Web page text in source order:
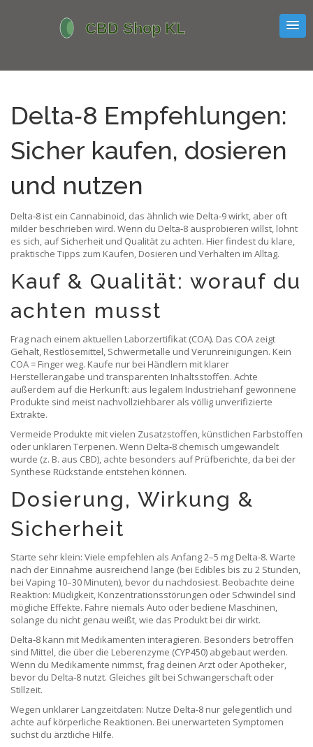
Delta‑8 Empfehlungen:
Sicher kaufen, dosieren
und nutzen
Delta‑8 ist ein Cannabinoid, das ähnlich wie Delta‑9 wirkt, aber oft
milder beschrieben wird. Wenn du Delta‑8 ausprobieren willst, lohnt
es sich, auf Sicherheit und Qualität zu achten. Hier findest du klare,
praktische Tipps zum Kaufen, Dosieren und Verhalten im Alltag.
Kauf & Qualität: worauf du
achten musst
Frag nach einem aktuellen Laborzertifikat (COA). Das COA zeigt
Gehalt, Restlösemittel, Schwermetalle und Verunreinigungen. Kein
COA = Finger weg. Kaufe nur bei Händlern mit klarer
Herstellerangabe und transparenten Inhaltsstoffen. Achte
außerdem auf die Herkunft: aus legalem Industriehanf gewonnene
Produkte sind meist nachvollziehbarer als völlig unverifizierte
Extrakte.
Vermeide Produkte mit vielen Zusatzstoffen, künstlichen Farbstoffen
oder unklaren Terpenen. Wenn Delta‑8 chemisch umgewandelt
wurde (z. B. aus CBD), achte besonders auf Prüfberichte, da bei der
Synthese Rückstände entstehen können.
Dosierung, Wirkung &
Sicherheit
Starte sehr klein: Viele empfehlen als Anfang 2–5 mg Delta‑8. Warte
nach der Einnahme ausreichend lange (bei Edibles bis zu 2 Stunden,
bei Vaping 10–30 Minuten), bevor du nachdosiest. Beobachte deine
Reaktion: Müdigkeit, Konzentrationsstörungen oder Schwindel sind
mögliche Effekte. Fahre niemals Auto oder bediene Maschinen,
solange du nicht genau weißt, wie das Produkt bei dir wirkt.
Delta‑8 kann mit Medikamenten interagieren. Besonders betroffen
sind Mittel, die über die Leberenzyme (CYP450) abgebaut werden.
Wenn du Medikamente nimmst, frag deinen Arzt oder Apotheker,
bevor du Delta‑8 nutzt. Gleiches gilt bei Schwangerschaft oder
Stillzeit.
Wegen unklarer Langzeitdaten: Nutze Delta‑8 nur gelegentlich und
achte auf körperliche Reaktionen. Bei unerwarteten Symptomen
suchst du ärztliche Hilfe.